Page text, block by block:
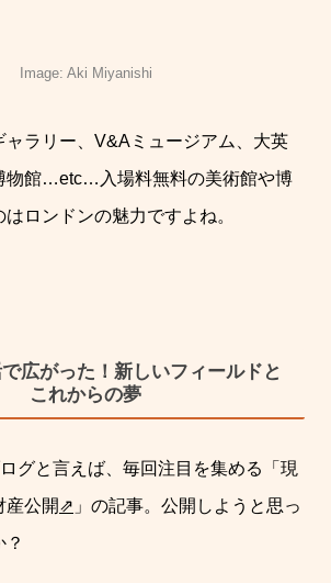
Image: Aki Miyanishi
ラリー、 V&A ミュージアム、大英
物館…etc… 入場料無料の美術館や博
ロンドンの魅力ですよね。
広がった！新しいフィールドと
これからの夢
グと言えば、毎回注目を集める「現
産公開⇗ 」の記事。公開しようと思っ